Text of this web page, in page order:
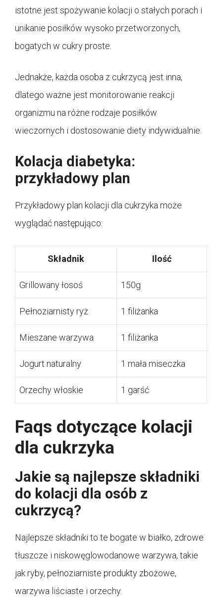
istotne jest spożywanie kolacji o stałych porach i
unikanie posiłków wysoko przetworzonych,
bogatych w cukry proste.
Jednakże, każda osoba z cukrzycą jest inna,
dlatego ważne jest monitorowanie reakcji
organizmu na różne rodzaje posiłków
wieczornych i dostosowanie diety indywidualnie.
Kolacja diabetyka:
przykładowy plan
Przykładowy plan kolacji dla cukrzyka może
wyglądać następująco:
Składnik Ilość
Grillowany łosoś 150g
Pełnoziarnisty ryż 1 filiżanka
Mieszane warzywa 1 filiżanka
Jogurt naturalny 1 mała miseczka
Orzechy włoskie 1 garść
Faqs dotyczące kolacji
dla cukrzyka
Jakie są najlepsze składniki
do kolacji dla osób z
cukrzycą?
Najlepsze składniki to te bogate w białko, zdrowe
tłuszcze i niskowęglowodanowe warzywa, takie
jak ryby, pełnoziarniste produkty zbożowe,
warzywa liściaste i orzechy.